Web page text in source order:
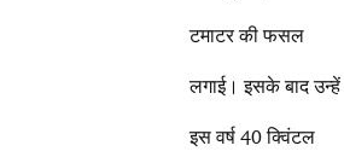
टमाटर की फसल
लगाई। इसके बाद उन्हें
इस वर्ष 40 क्विंटल